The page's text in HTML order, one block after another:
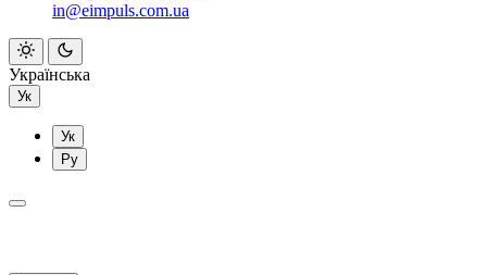
in@eimpuls.com.ua
Українська
Ук
Ук
Ру